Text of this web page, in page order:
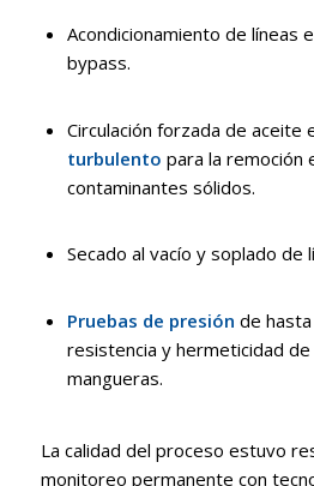
Acondicionamiento de líneas
bypass.
Circulación forzada de aceite
turbulento para la remoción
contaminantes sólidos.
Secado al vacío y soplado de
Pruebas de presión de hasta
resistencia y hermeticidad
mangueras.
La calidad del proceso estuvo
monitoreo permanente con